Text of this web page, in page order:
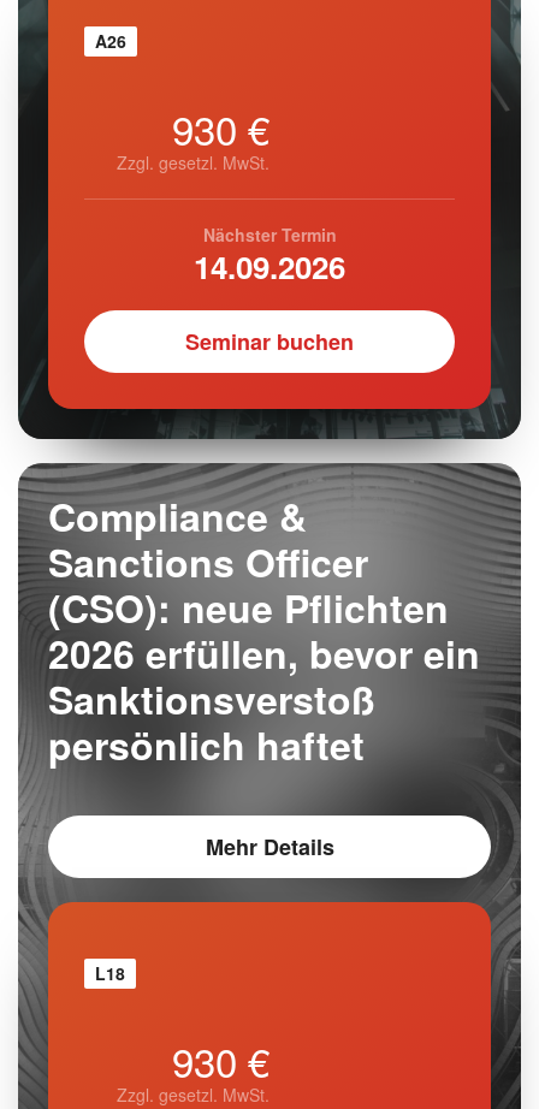
A26
930 €
Zzgl. gesetzl. MwSt.
Nächster Termin
14.09.2026
Seminar buchen
Compliance &
Sanctions Officer
(CSO): neue Pflichten
2026 erfüllen, bevor ein
Sanktionsverstoß
persönlich haftet
Mehr Details
L18
930 €
Zzgl. gesetzl. MwSt.